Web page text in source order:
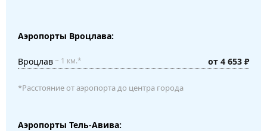
Аэропорты Вроцлава:
Вроцлав~ 1 км.* от 4 653 ₽
*Расстояние от аэропорта до центра города
Аэропорты Тель-Авива: